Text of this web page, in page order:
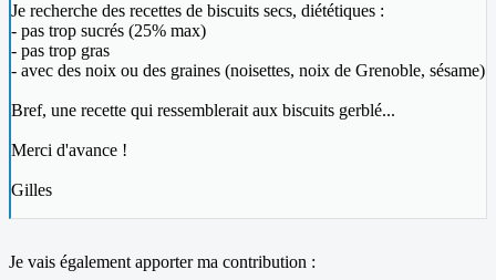
Je recherche des recettes de biscuits secs, diététiques :
- pas trop sucrés (25% max)
- pas trop gras
- avec des noix ou des graines (noisettes, noix de Grenoble, sésame)
Bref, une recette qui ressemblerait aux biscuits gerblé...
Merci d'avance !
Gilles
Je vais également apporter ma contribution :